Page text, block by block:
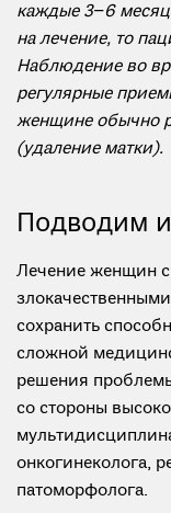
каждые 3−6
на лечение, то
Наблюдение во
регулярные
женщине обычно
(удаление матки).
Подводим
Лечение женщин
сохранить
сложной
решения
со стороны
онкогинеколога,
патоморфолога.